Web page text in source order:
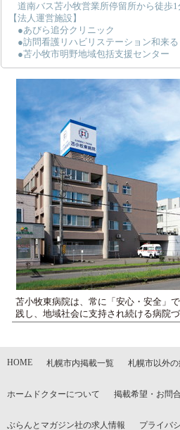
道南バス苫小牧営業所停留所から徒歩1
【法人運営施設】
●あびら追分クリニック
●訪問看護リハビリステーション和来る
●苫小牧市明野地域包括支援センター
苫小牧東病院は、常に「安心・安全」
践し、地域社会に支持され続ける病院
HOME 札幌市内掲載一覧 札幌市以外
ホームドクターについて 掲載希望・お問
ぶらんとマガジン社の求人情報 プライバ